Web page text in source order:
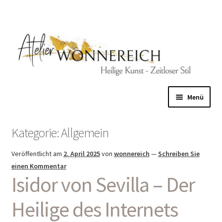
springen
springen
Menü
öffnen
öffnen
Auf Eisen
Kategorie:Allgemein
Veröffentlicht am 2. April 2025von wonnereich —Schreiben Sie
einen Kommentar
Isidor von Sevilla – Der
Heilige des Internets